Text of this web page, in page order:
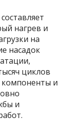
нагрев и
на
насадок
циклов
компоненты и
и